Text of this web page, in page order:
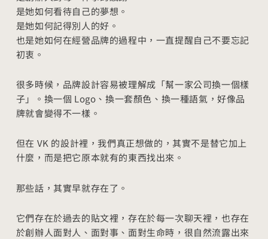
是她如何看待自己的夢想。
是她如何記得別人的好。
也是她如何在經營品牌的過程中，一直提醒自己不要忘記
初衷。
很多時候，品牌設計容易被理解成「幫一家公司換一個樣
子」。換一個 Logo、換一套顏色、換一種語氣，好像品
牌就會變得不一樣。
但在 VK 的設計裡，我們真正想做的，其實不是替它加上
什麼，而是把它原本就有的東西找出來。
那些話，其實早就存在了。
它們存在於過去的貼文裡，存在於每一次聊天裡，也存在
於創辦人面對人、面對事、面對生命時，很自然流露出來